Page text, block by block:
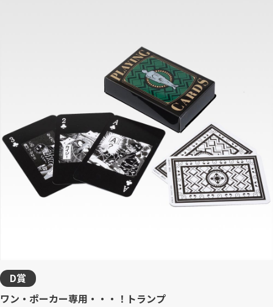
D賞
ワン・ポーカー専用・・・！トランプ